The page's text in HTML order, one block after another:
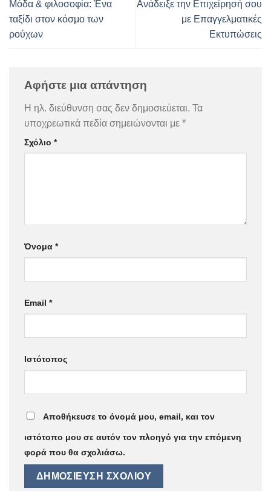
Μόδα & φιλοσοφία: Ένα
ταξίδι στον κόσμο των
ρούχων
Ανάδειξε την Επιχείρησή σου
με Επαγγελματικές
Εκτυπώσεις
Αφήστε μια απάντηση
Η ηλ. διεύθυνση σας δεν δημοσιεύεται. Τα
υποχρεωτικά πεδία σημειώνονται με *
Σχόλιο *
Όνομα *
Email *
Ιστότοπος
Αποθήκευσε το όνομά μου, email, και τον
ιστότοπο μου σε αυτόν τον πλοηγό για την επόμενη
φορά που θα σχολιάσω.